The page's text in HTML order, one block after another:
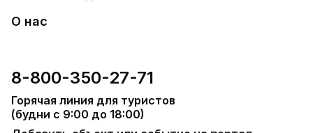
О нас
8-800-350-27-71
Горячая линия для туристов
(будни с 9:00 до 18:00)